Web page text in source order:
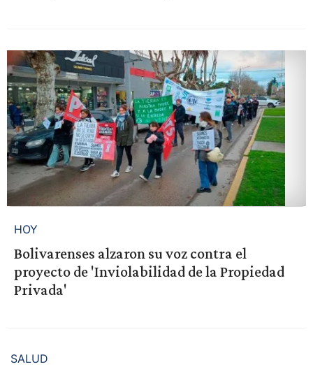
HOY
Bolivarenses alzaron su voz contra el
proyecto de 'Inviolabilidad de la Propiedad
Privada'
SALUD